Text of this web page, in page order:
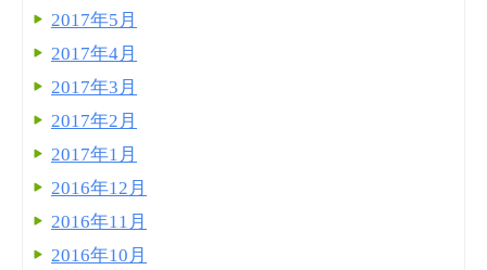
2017年5月
2017年4月
2017年3月
2017年2月
2017年1月
2016年12月
2016年11月
2016年10月